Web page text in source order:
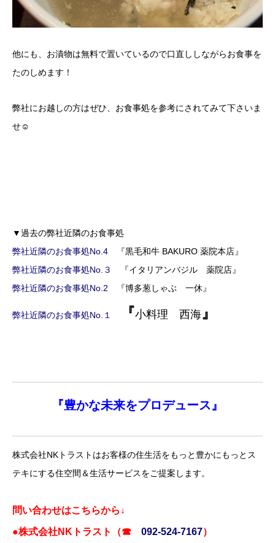
他にも、お漬物は無料で置いているので口直ししながらお食事を
たのしめます！
弊社にお越しの方はぜひ、お食事処を参考にされてみて下さいま
せ☺
▼過去の弊社近隣のお食事処
弊社近隣のお食事処No.4 『黒毛和牛 BAKURO 薬院本店』
弊社近隣のお食事処No.３
『イタリアンバジル 薬院店』
弊社近隣のお食事処No.2 『博多葱しゃぶ 一休』
弊社近隣のお食事処No.１ 『小料理 西海』
『豊かな未来をプロデュース』
株式会社NKトラストはお客様の住生活をもっと豊かにもっとス
テキにする住空間＆生活サービスをご提案します。
問い合わせはこちらから↓
●株式会社NKトラスト（☎ 092-524-7167）